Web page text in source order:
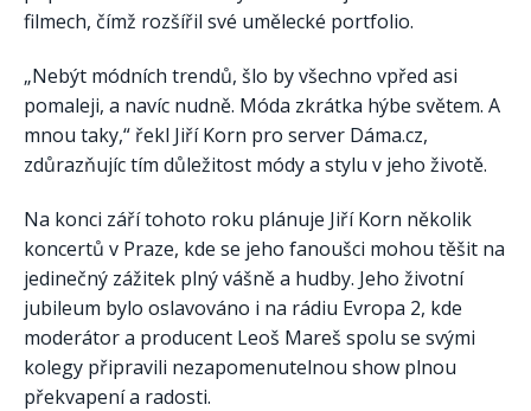
filmech, čímž rozšířil své umělecké portfolio.
„Nebýt módních trendů, šlo by všechno vpřed asi
pomaleji, a navíc nudně. Móda zkrátka hýbe světem. A
mnou taky,“ řekl Jiří Korn pro server Dáma.cz,
zdůrazňujíc tím důležitost módy a stylu v jeho životě.
Na konci září tohoto roku plánuje Jiří Korn několik
koncertů v Praze, kde se jeho fanoušci mohou těšit na
jedinečný zážitek plný vášně a hudby. Jeho životní
jubileum bylo oslavováno i na rádiu Evropa 2, kde
moderátor a producent Leoš Mareš spolu se svými
kolegy připravili nezapomenutelnou show plnou
překvapení a radosti.